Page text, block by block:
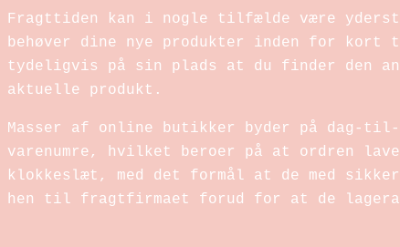
Fragttiden kan i nogle tilfælde være yderst
behøver dine nye produkter inden for kort
tydeligvis på sin plads at du finder den
aktuelle produkt.
Masser af online butikker byder på dag-
varenumre, hvilket beroer på at ordren
klokkeslæt, med det formål at de med
hen til fragtfirmaet forud for at de